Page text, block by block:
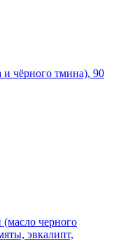
чёрного тмина), 90